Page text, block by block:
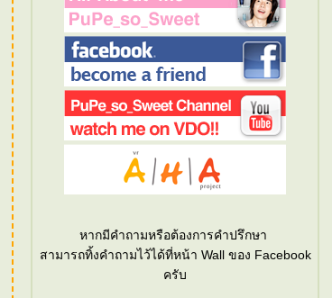
หากมีคำถามหรือต้องการคำปรึกษา
สามารถทิ้งคำถามไว้ได้ที่หน้า Wall ของ Facebook
ครับ